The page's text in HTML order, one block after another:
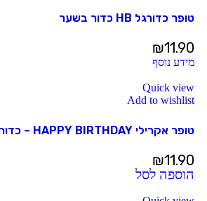
טופר כדורגל HB כדור בשער
₪11.90
מידע נוסף
Quick view
Add to wishlist
טופר אקרילי HAPPY BIRTHDAY – כדורגל
₪11.90
הוספה לסל